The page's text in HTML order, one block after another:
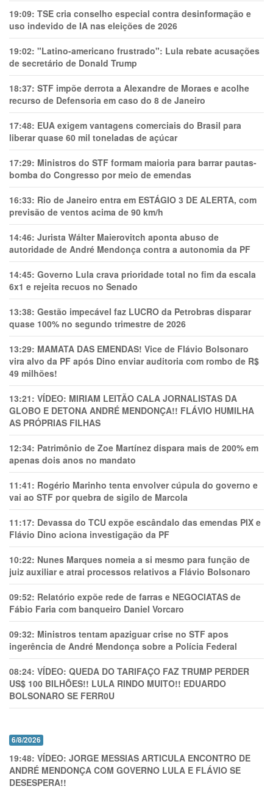
19:09: TSE cria conselho especial contra desinformação e
uso indevido de IA nas eleições de 2026
19:02: "Latino-americano frustrado": Lula rebate acusações
de secretário de Donald Trump
18:37: STF impõe derrota a Alexandre de Moraes e acolhe
recurso de Defensoria em caso do 8 de Janeiro
17:48: EUA exigem vantagens comerciais do Brasil para
liberar quase 60 mil toneladas de açúcar
17:29: Ministros do STF formam maioria para barrar pautas-
bomba do Congresso por meio de emendas
16:33: Rio de Janeiro entra em ESTÁGIO 3 DE ALERTA, com
previsão de ventos acima de 90 km/h
14:46: Jurista Wálter Maierovitch aponta abuso de
autoridade de André Mendonça contra a autonomia da PF
14:45: Governo Lula crava prioridade total no fim da escala
6x1 e rejeita recuos no Senado
13:38: Gestão impecável faz LUCRO da Petrobras disparar
quase 100% no segundo trimestre de 2026
13:29: MAMATA DAS EMENDAS! Vice de Flávio Bolsonaro
vira alvo da PF após Dino enviar auditoria com rombo de R$
49 milhões!
13:21: VÍDEO: MIRIAM LEITÃO CALA JORNALISTAS DA
GLOBO E DETONA ANDRÉ MENDONÇA!! FLÁVIO HUMILHA
AS PRÓPRIAS FILHAS
12:34: Patrimônio de Zoe Martínez dispara mais de 200% em
apenas dois anos no mandato
11:41: Rogério Marinho tenta envolver cúpula do governo e
vai ao STF por quebra de sigilo de Marcola
11:17: Devassa do TCU expõe escândalo das emendas PIX e
Flávio Dino aciona investigação da PF
10:22: Nunes Marques nomeia a si mesmo para função de
juiz auxiliar e atrai processos relativos a Flávio Bolsonaro
09:52: Relatório expõe rede de farras e NEGOCIATAS de
Fábio Faria com banqueiro Daniel Vorcaro
09:32: Ministros tentam apaziguar crise no STF apos
ingerência de André Mendonça sobre a Polícia Federal
08:24: VÍDEO: QUEDA DO TARIFAÇO FAZ TRUMP PERDER
US$ 100 BILHÕES!! LULA RINDO MUITO!! EDUARDO
BOLSONARO SE FERR0U
6/8/2026
19:48: VÍDEO: JORGE MESSIAS ARTICULA ENCONTRO DE
ANDRÉ MENDONÇA COM GOVERNO LULA E FLÁVIO SE
DESESPERA!!